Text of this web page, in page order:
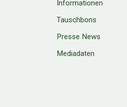
Informationen
Tauschbons
Presse News
Mediadaten